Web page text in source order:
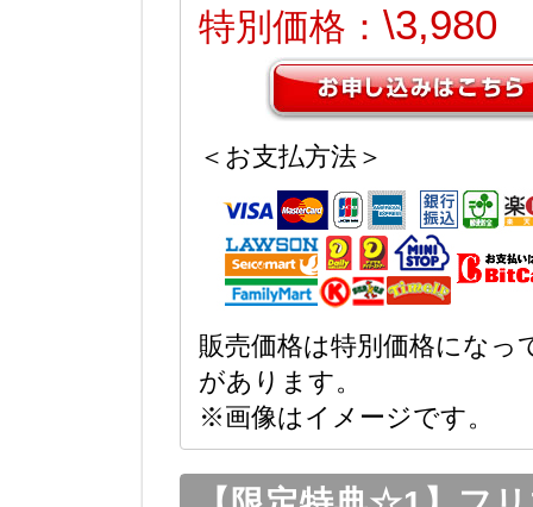
特別価格： \3,980
＜お支払方法＞
販売価格は特別価格になっ
があります。
※画像はイメージです。